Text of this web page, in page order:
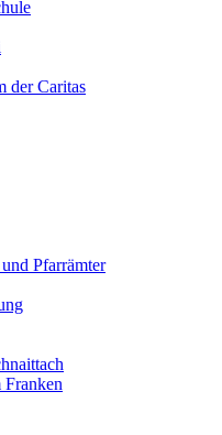
der Caritas
Pfarrämter
Franken